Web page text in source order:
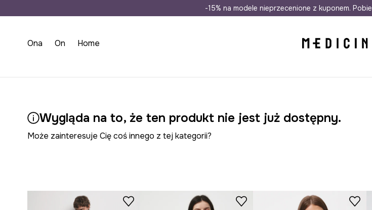
Wysyłka nawet w 24h Darmowa dostawa
-15% na modele nieprzecenione z kuponem.
Ona On Home
Wygląda na to, że ten produkt nie jest już dostępny.
Może zainteresuje Cię coś innego z tej kategorii?